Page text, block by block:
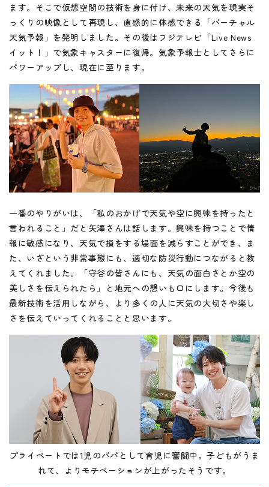
ます。そこで仮想空間の技術を身に付け、未来の天気を現実そ
っくりの映像として再現し、直感的に体感できる「バーチャル
天気予報」を発明しました。その後はフジテレビ「Live News
イット！」で気象キャスターに復帰。気象予報士としてさらに
パワーアップし、現在に至ります。
一番のやりがいは、「私のおかげで天気や空に興味を持ったと
言われること」だと矢澤さんは話します。興味を持つことで情
報に敏感になり、天気で損をする場面を減らすことができ、ま
た、いざという非常事態にも、適切な防災行動につながると教
えてくれました。「守谷の皆さんにも、天気の面白さとか空の
美しさを伝えられたら」と地元への想いも口にします。今後も
最新技術を活用しながら、より多くの人に天気の大切さや楽し
さを伝えていってくれることと思います。
プライベートでは1児のパパとして育児に奮闘中。子どもがうま
れて、よりモチベーションが上がったそうです。